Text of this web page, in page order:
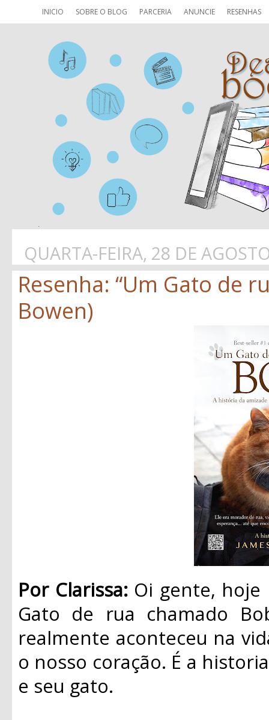
INICIO SOBRE O BLOG PARCERIA ANUNCIE RESENHAS
QUARTA-FEIRA, 28 DE
Resenha: “Um Gato de
Bowen)
Por Clarissa: Oi gente, hoje
Gato de rua chamado
realmente aconteceu na
o nosso coração. É a
e seu gato.